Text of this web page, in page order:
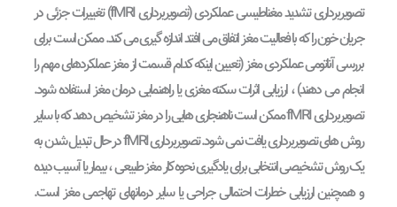
تصویربرداری تشدید مغناطیسی عملکردی (تصویربرداری fMRI) تغییرات جزئی در
جریان خون را که با فعالیت مغز اتفاق می افتد اندازه گیری می کند. ممکن است برای
بررسی آناتومی عملکردی مغز (تعیین اینکه کدام قسمت از مغز عملکردهای مهم را
انجام می دهند) ، ارزیابی اثرات سکته مغزی یا راهنمایی درمان مغز استفاده شود.
تصویربرداری fMRI ممکن است ناهنجاری هایی را در مغز تشخیص دهد که با سایر
روش های تصویربرداری یافت نمی شود. تصویربرداری fMRI در حال تبدیل شدن به
یک روش تشخیصی انتخابی برای یادگیری نحوه کار مغز طبیعی ، بیمار یا آسیب دیده
و همچنین ارزیابی خطرات احتمالی جراحی یا سایر درمانهای تهاجمی مغز است.